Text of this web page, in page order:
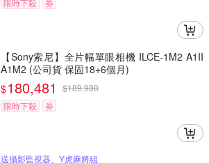
限時下殺
券
【Sony索尼】全片幅單眼相機 ILCE-1M2 A1II
A1M2 (公司貨 保固18+6個月)
$180,481 $189,980
限時下殺
券
送攝影監視器、Y虎麻將組